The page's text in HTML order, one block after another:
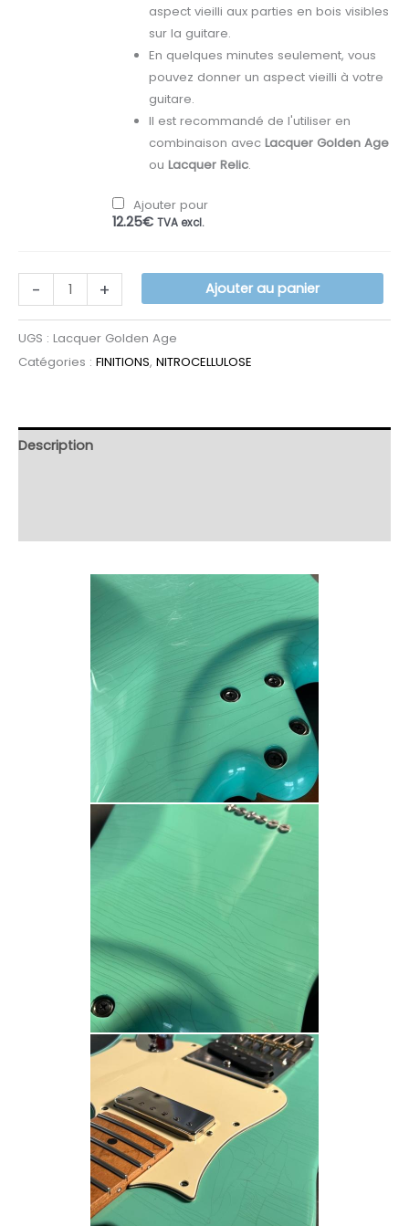
aspect vieilli aux parties en bois visibles
sur la guitare.
En quelques minutes seulement, vous
pouvez donner un aspect vieilli à votre
guitare.
Il est recommandé de l'utiliser en
combinaison avec Lacquer Golden Age
ou Lacquer Relic.
Ajouter pour
12.25€ TVA excl.
-
quantité
de
LACQUER
GOLDEN
+ Ajouter au panier
UGS : Lacquer Golden Age
Catégories : FINITIONS, NITROCELLULOSE
Description